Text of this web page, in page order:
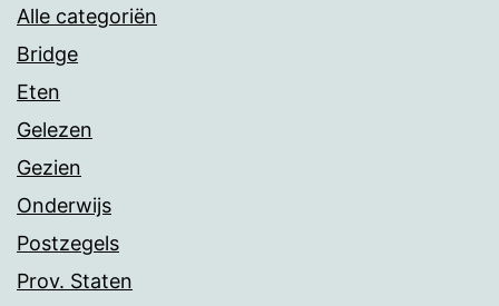
Alle categoriën
Bridge
Eten
Gelezen
Gezien
Onderwijs
Postzegels
Prov. Staten